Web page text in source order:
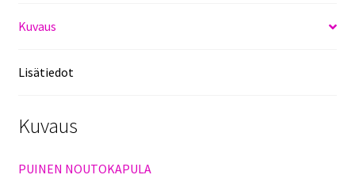
Kuvaus
Lisätiedot
Kuvaus
PUINEN NOUTOKAPULA